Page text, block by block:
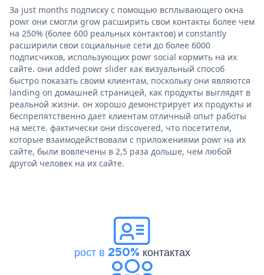
За just months подписку с помощью всплывающего окна
powr они смогли grow расширить свои контакты более чем
на 250% (более 600 реальных контактов) и constantly
расширили свои социальные сети до более 6000
подписчиков, использующих powr social кормить на их
сайте. они added powr slider как визуальный способ
быстро показать своим клиентам, поскольку они являются
landing on домашней страницей, как продукты выглядят в
реальной жизни. он хорошо демонстрирует их продукты и
беспрепятственно дает клиентам отличный опыт работы
на месте. фактически они discovered, что посетители,
которые взаимодействовали с приложениями powr на их
сайте, были вовлечены в 2,5 раза дольше, чем любой
другой человек на их сайте.
рост в 250%контактах